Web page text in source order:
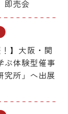
即売会
！】大阪・関
ぶ体験型催事
究所」へ出展